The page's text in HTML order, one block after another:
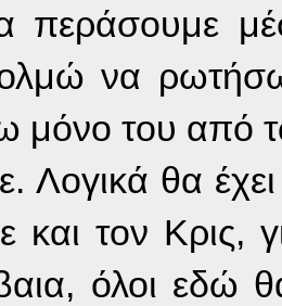
περάσουμε
να
μόνο του από
Λογικά θα
και τον Κρις,
όλοι εδώ